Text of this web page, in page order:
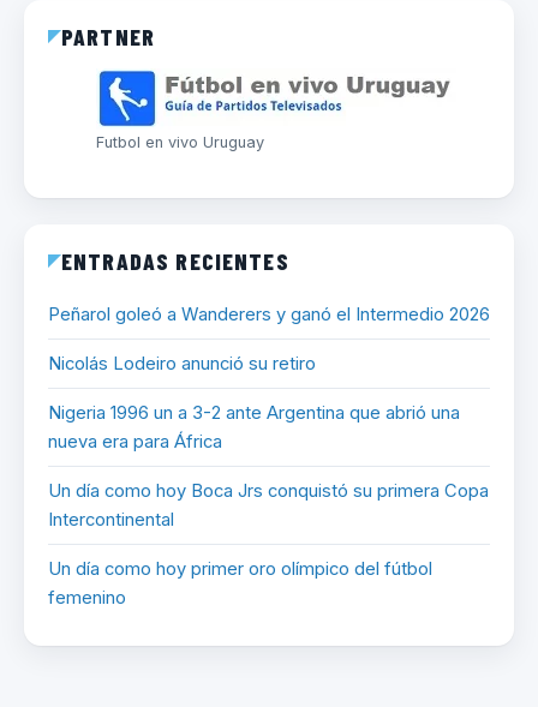
PARTNER
Futbol en vivo Uruguay
ENTRADAS RECIENTES
Peñarol goleó a Wanderers y ganó el Intermedio 2026
Nicolás Lodeiro anunció su retiro
Nigeria 1996 un a 3-2 ante Argentina que abrió una
nueva era para África
Un día como hoy Boca Jrs conquistó su primera Copa
Intercontinental
Un día como hoy primer oro olímpico del fútbol
femenino